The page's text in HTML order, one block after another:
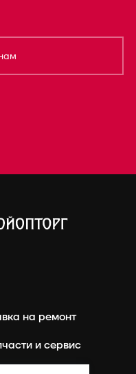
на ремонт
и сервис